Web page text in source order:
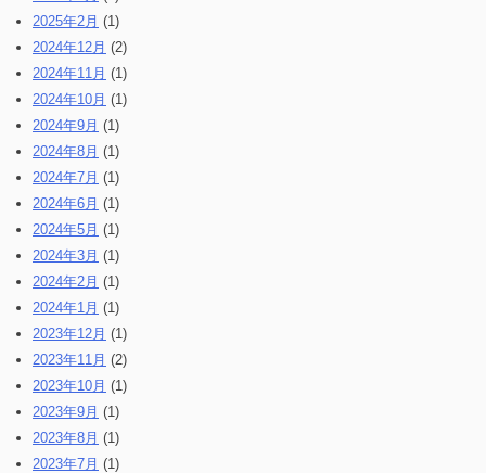
2025年2月 (1)
2024年12月 (2)
2024年11月 (1)
2024年10月 (1)
2024年9月 (1)
2024年8月 (1)
2024年7月 (1)
2024年6月 (1)
2024年5月 (1)
2024年3月 (1)
2024年2月 (1)
2024年1月 (1)
2023年12月 (1)
2023年11月 (2)
2023年10月 (1)
2023年9月 (1)
2023年8月 (1)
2023年7月 (1)